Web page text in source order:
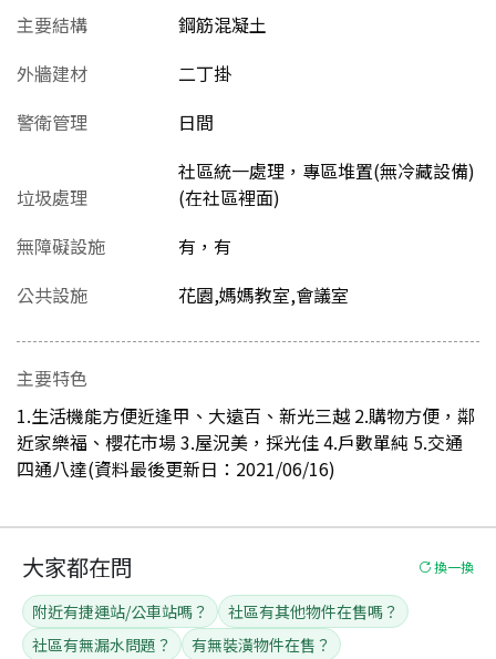
主要結構
鋼筋混凝土
外牆建材
二丁掛
警衛管理
日間
垃圾處理
社區統一處理，專區堆置(無冷藏設備)
(在社區裡面)
無障礙設施
有，有
公共設施
花園,媽媽教室,會議室
主要特色
1.生活機能方便近逢甲、大遠百、新光三越 2.購物方便，鄰
近家樂福、櫻花市場 3.屋況美，採光佳 4.戶數單純 5.交通
四通八達(資料最後更新日：2021/06/16)
大家都在問 換一換
附近有捷運站/公車站嗎？
社區有其他物件在售嗎？
社區有無漏水問題？
有無裝潢物件在售？